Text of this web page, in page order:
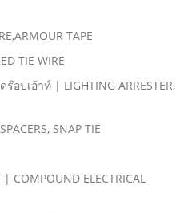
TAPE
TIE WIRE
ปเอ้าท์ | LIGHTING ARRESTER,
SNAP TIE
ELECTRICAL